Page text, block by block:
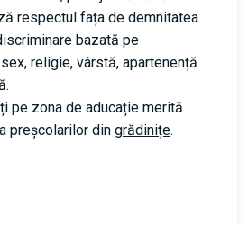
respectul fața de demnitatea
bazată pe
religie, vârstă, apartenență
pe zona de aducație merită
preșcolarilor din grădinițe.